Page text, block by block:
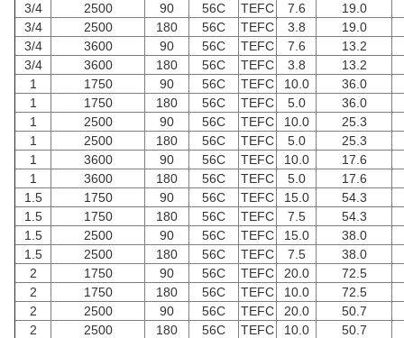
3/4
2500 90 56C TEFC 7.6
19.0
3/4
2500 180 56C TEFC 3.8
19.0
3/4
3600 90 56C TEFC 7.6
13.2
3/4
3600 180 56C TEFC 3.8
13.2
1
1750 90 56C TEFC 10.0
36.0
1
1750 180 56C TEFC 5.0
36.0
1
2500 90 56C TEFC 10.0
25.3
1
2500 180 56C TEFC 5.0
25.3
1
3600 90 56C TEFC 10.0
17.6
1
3600 180 56C TEFC 5.0
17.6
1.5
1750 90 56C TEFC 15.0
54.3
1.5
1750 180 56C TEFC 7.5
54.3
1.5
2500 90 56C TEFC 15.0
38.0
1.5
2500 180 56C TEFC 7.5
38.0
2
1750 90 56C TEFC 20.0
72.5
2
1750 180 56C TEFC 10.0
72.5
2
2500 90 56C TEFC 20.0
50.7
2
2500 180 56C TEFC 10.0 50.7